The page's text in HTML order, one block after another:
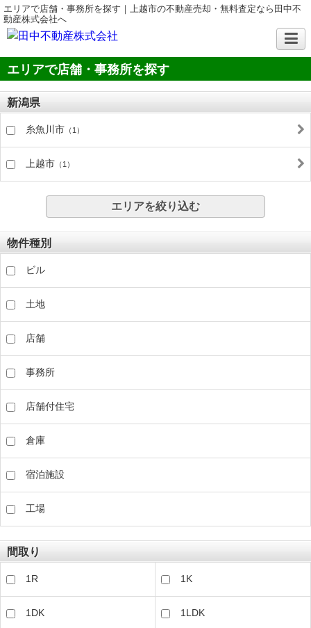
エリアで店舗・事務所を探す｜上越市の不動産売却・無料査定なら田中不
動産株式会社へ
エリアで店舗・事務所を探す
新潟県
糸魚川市 （1）
上越市 （1）
エリアを絞り込む
物件種別
ビル
土地
店舗
事務所
店舗付住宅
倉庫
宿泊施設
工場
間取り
1R 1K
1DK 1LDK